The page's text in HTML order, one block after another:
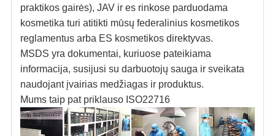
praktikos gairės), JAV ir es rinkose parduodama
kosmetika turi atitikti mūsų federalinius kosmetikos
reglamentus arba ES kosmetikos direktyvas.
MSDS yra dokumentai, kuriuose pateikiama
informacija, susijusi su darbuotojų sauga ir sveikata
naudojant įvairias medžiagas ir produktus.
Mums taip pat priklauso ISO22716